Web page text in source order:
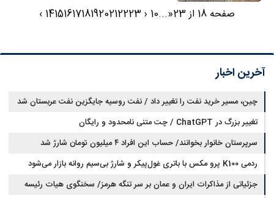
صفحه 18 از 23 «
...
10
‹
14151617181920212223
›
آخرین اخبار
چین، مسیر خرید نفت را تغییر داد / نفت روسیه جایگزین نفت عربستان شد
تغییر بزرگ در ChatGPT / چت متنی نامحدود و رایگان
سرپرستان خانوار بخوانند/ حساب این افراد ۴ میلیون تومان شارژ شد
ردمی K100 پرو مکس با باتری غول‌پیکر و شارژ بی‌سیم روانه بازار می‌شود
جزئیاتی از مذاکرات ایران و عمان بر سر تنگه هرمز/ سخنگوی هیات رئیسه